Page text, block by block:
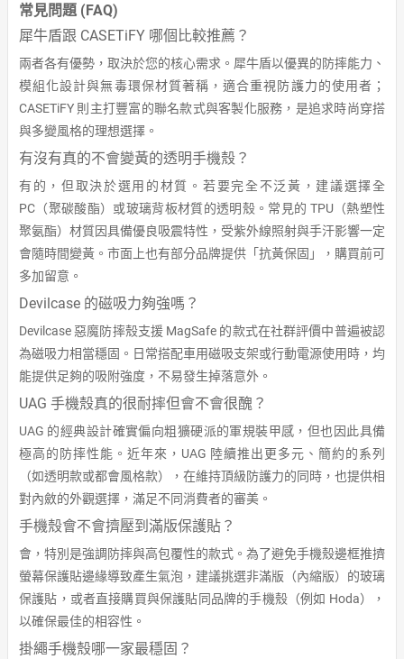
常見問題 (FAQ)
犀牛盾跟 CASETiFY 哪個比較推薦？
兩者各有優勢，取決於您的核心需求。犀牛盾以優異的防摔能力、
模組化設計與無毒環保材質著稱，適合重視防護力的使用者；
CASETiFY 則主打豐富的聯名款式與客製化服務，是追求時尚穿搭
與多變風格的理想選擇。
有沒有真的不會變黃的透明手機殼？
有的，但取決於選用的材質。若要完全不泛黃，建議選擇全
PC（聚碳酸酯）或玻璃背板材質的透明殼。常見的 TPU（熱塑性
聚氨酯）材質因具備優良吸震特性，受紫外線照射與手汗影響一定
會隨時間變黃。市面上也有部分品牌提供「抗黃保固」，購買前可
多加留意。
Devilcase 的磁吸力夠強嗎？
Devilcase 惡魔防摔殼支援 MagSafe 的款式在社群評價中普遍被認
為磁吸力相當穩固。日常搭配車用磁吸支架或行動電源使用時，均
能提供足夠的吸附強度，不易發生掉落意外。
UAG 手機殼真的很耐摔但會不會很醜？
UAG 的經典設計確實偏向粗獷硬派的軍規裝甲感，但也因此具備
極高的防摔性能。近年來，UAG 陸續推出更多元、簡約的系列
（如透明款或都會風格款），在維持頂級防護力的同時，也提供相
對內斂的外觀選擇，滿足不同消費者的審美。
手機殼會不會擠壓到滿版保護貼？
會，特別是強調防摔與高包覆性的款式。為了避免手機殼邊框推擠
螢幕保護貼邊緣導致產生氣泡，建議挑選非滿版（內縮版）的玻璃
保護貼，或者直接購買與保護貼同品牌的手機殼（例如 Hoda），
以確保最佳的相容性。
掛繩手機殼哪一家最穩固？